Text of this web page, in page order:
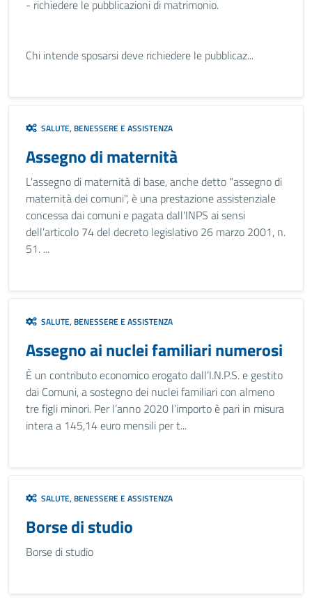
- richiedere le pubblicazioni di matrimonio.
Chi intende sposarsi deve richiedere le pubblicaz...
SALUTE, BENESSERE E ASSISTENZA
Assegno di maternità
L'assegno di maternità di base, anche detto "assegno di
maternità dei comuni", è una prestazione assistenziale
concessa dai comuni e pagata dall'INPS ai sensi
dell’articolo 74 del decreto legislativo 26 marzo 2001, n.
51. ...
SALUTE, BENESSERE E ASSISTENZA
Assegno ai nuclei familiari numerosi
È un contributo economico erogato dall’I.N.P.S. e gestito
dai Comuni, a sostegno dei nuclei familiari con almeno
tre figli minori. Per l’anno 2020 l’importo è pari in misura
intera a 145,14 euro mensili per t...
SALUTE, BENESSERE E ASSISTENZA
Borse di studio
Borse di studio